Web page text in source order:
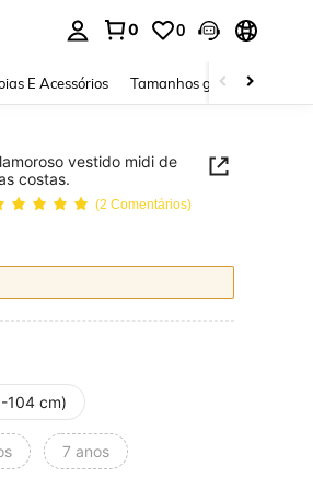
0 0
E Acessórios Tamanhos grandes
vestido midi de
costas.
(2 Comentários)
104 cm)
7 anos